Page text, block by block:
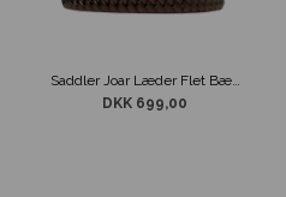
Saddler Joar Læder Flet Bælte Brun
DKK 699,00